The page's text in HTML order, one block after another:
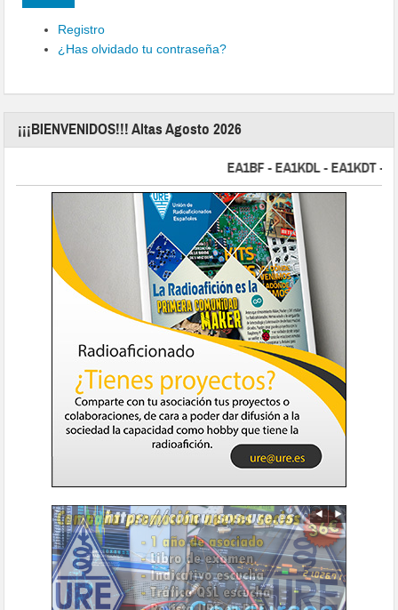
Registro
¿Has olvidado tu contraseña?
¡¡¡BIENVENIDOS!!! Altas Agosto 2026
EA1BF - EA1KDL - EA1KDT -